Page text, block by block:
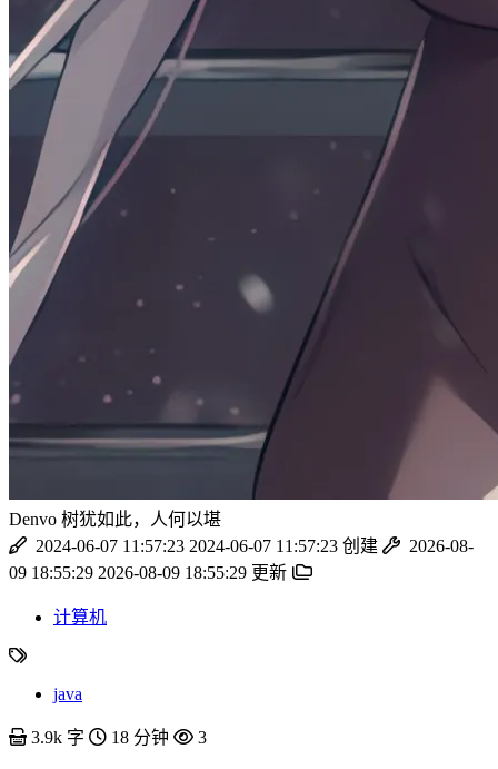
Denvo 树犹如此，人何以堪
2024-06-07 11:57:23 2024-06-07 11:57:23 创建
2026-08-
09 18:55:29 2026-08-09 18:55:29 更新
计算机
java
3.9k 字 18 分钟 3